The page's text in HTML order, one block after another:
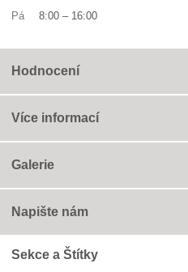
Pá
8:00 – 16:00
Hodnocení
Více informací
Galerie
Napište nám
Sekce a Štítky